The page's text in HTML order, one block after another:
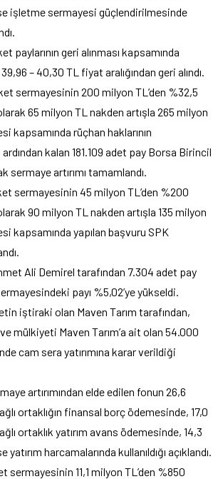
işletme sermayesi güçlendirilmesinde
paylarının geri alınması kapsamında
– 40,30 TL fiyat aralığından geri alındı.
sermayesinin 200 milyon TL’den %32,5
65 milyon TL nakden artışla 265 milyon
kapsamında rüçhan haklarının
ardından kalan 181.109 adet pay Borsa Birincil
sermaye artırımı tamamlandı.
sermayesinin 45 milyon TL’den %200
90 milyon TL nakden artışla 135 milyon
kapsamında yapılan başvuru SPK
Ali Demirel tarafından 7.304 adet pay
payı %5,02’ye yükseldi.
iştiraki olan Maven Tarım tarafından,
mülkiyeti Maven Tarım’a ait olan 54.000
cam sera yatırımına karar verildiği
artırımından elde edilen fonun 26,6
ortaklığın finansal borç ödemesinde, 17,0
ortaklık yatırım avans ödemesinde, 14,3
harcamalarında kullanıldığı açıklandı.
sermayesinin 11,1 milyon TL’den %850